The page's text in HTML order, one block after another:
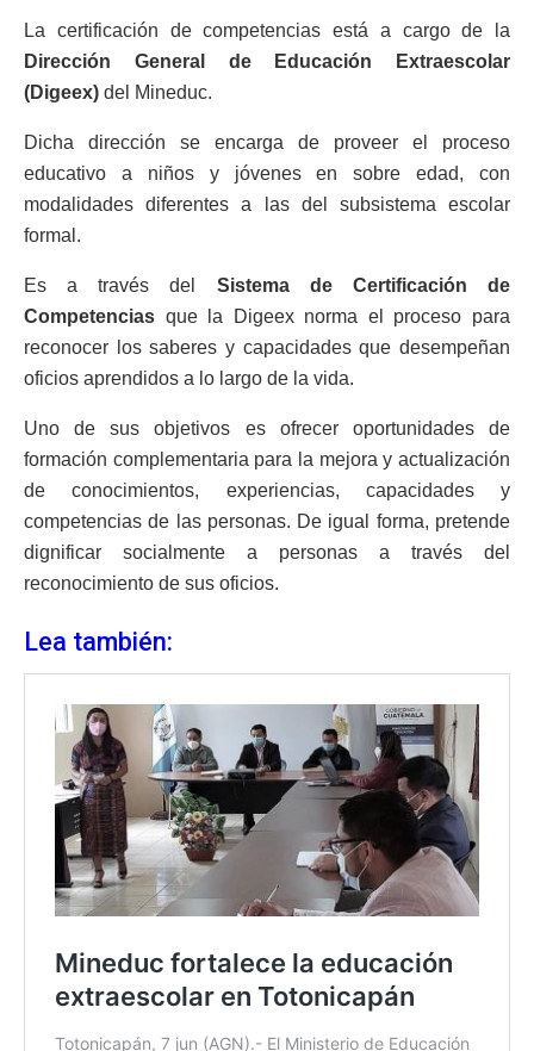
La certificación de competencias está a cargo de la
Dirección General de Educación Extraescolar
(Digeex) del Mineduc.
Dicha dirección se encarga de proveer el proceso
educativo a niños y jóvenes en sobre edad, con
modalidades diferentes a las del subsistema escolar
formal.
Es a través del Sistema de Certificación de
Competencias que la Digeex norma el proceso para
reconocer los saberes y capacidades que desempeñan
oficios aprendidos a lo largo de la vida.
Uno de sus objetivos es ofrecer oportunidades de
formación complementaria para la mejora y actualización
de conocimientos, experiencias, capacidades y
competencias de las personas. De igual forma, pretende
dignificar socialmente a personas a través del
reconocimiento de sus oficios.
Lea también: